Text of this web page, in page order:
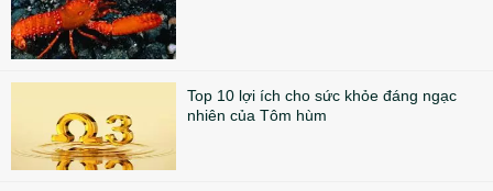
Top 10 lợi ích cho sức khỏe đáng ngạc
nhiên của Tôm hùm